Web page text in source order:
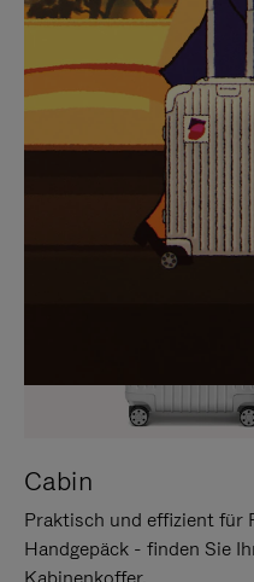
SIE,
UMDER
Cabin
Praktisch und effizient für
Handgepäck - finden Sie